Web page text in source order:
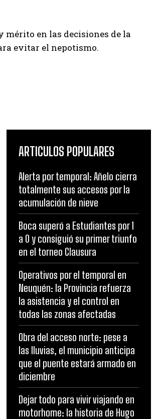
en las decisiones de la
evitar el nepotismo.
ARTICULOS POPULARES
Alerta por temporal: Añelo cierra
totalmente sus accesos por la
acumulación de nieve
Boca superó a Estudiantes por 1
a 0 y consiguió su primer triunfo
en el torneo Clausura
Operativos por el temporal en
Neuquén: la Provincia refuerza
la asistencia y el control en
todas las zonas afectadas
Obra del acceso norte: pese a
las lluvias, el municipio anticipa
que el puente estará armado en
diciembre
Dejar todo para vivir viajando en
motorhome: la historia de Hugo